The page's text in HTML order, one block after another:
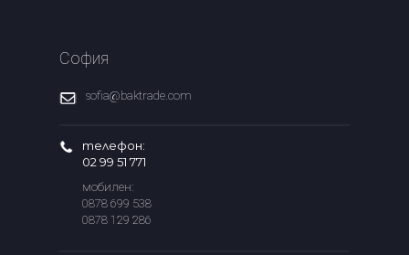
София
sofia@baktrade.com
телефон:
02 99 51 771
мобилен:
0878 699 538
0878 129 286